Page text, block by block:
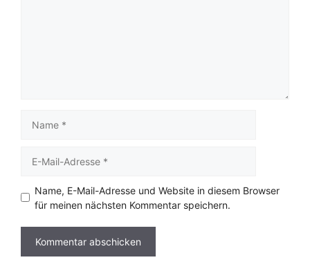
Mail-
Name, E-Mail-Adresse und Website in diesem Browser
für meinen nächsten Kommentar speichern.